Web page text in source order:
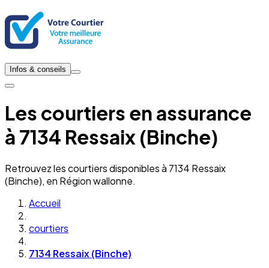
Infos & conseils
Les courtiers en assurance
à 7134 Ressaix (Binche)
Retrouvez les courtiers disponibles à 7134 Ressaix
(Binche), en Région wallonne.
Accueil
courtiers
7134 Ressaix (Binche)